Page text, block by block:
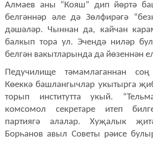
Алмаев аны “Кояш” дип йөртә
белгәннәр әле дә Зөлфирәгә
дәшәләр. Чыннан да, кайчан
балкып тора ул. Эчендә ниләр
белгән вакытларында да йөзеннән
Педучилище тәмамлаганнан
Көеккә башлангычлар укытырга
торып институтта укый.
комсомол секретаре итеп
партиягә алалар. Хуҗалык
Борһанов авыл Советы рәисе